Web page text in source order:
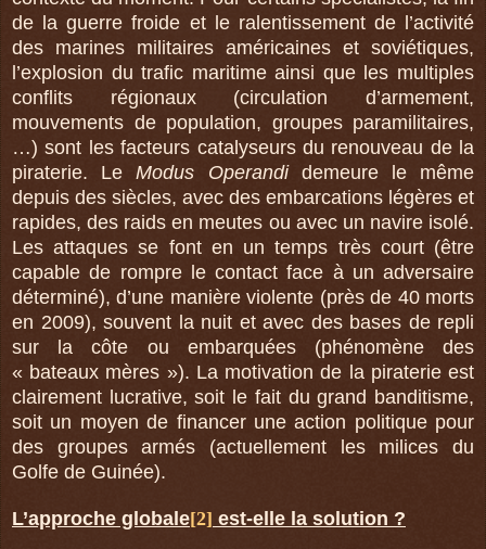
de la guerre froide et le ralentissement de l’activité
des marines militaires américaines et soviétiques,
l’explosion du trafic maritime ainsi que les multiples
conflits régionaux (circulation d’armement,
mouvements de population, groupes paramilitaires,
…) sont les facteurs catalyseurs du renouveau de la
piraterie. LeModus Operandidemeure le même
depuis des siècles, avec des embarcations légères et
rapides, des raids en meutes ou avec un navire isolé.
Les attaques se font en un temps très court (être
capable de rompre le contact face à un adversaire
déterminé), d’une manière violente (près de 40 morts
en 2009), souvent la nuit et avec des bases de repli
sur la côte ou embarquées (phénomène des
« bateaux mères »). La motivation de la piraterie est
clairement lucrative, soit le fait du grand banditisme,
soit un moyen de financer une action politique pour
des groupes armés (actuellement les milices du
Golfe de Guinée).
L’approche globale[2] est-elle la solution ?